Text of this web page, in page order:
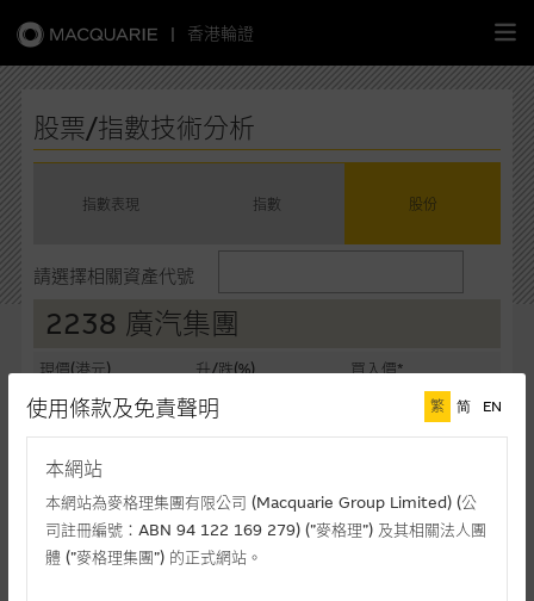
| 香港輪證
牛熊證
選股攻略
中資股票專頁
麥格理投資教室
股票/指數技術分析
指數表現 指數 股份
請選擇相關資產代號
2238 廣汽集團
現價(港元)
升/跌(%)
買入價*
相關圖表
使用條款及免責聲明 繁 简 EN
本網站
本網站為麥格理集團有限公司 (Macquarie Group Limited) (公
司註冊編號：ABN 94 122 169 279) (”麥格理”) 及其相關法人團
體 (”麥格理集團”) 的正式網站。